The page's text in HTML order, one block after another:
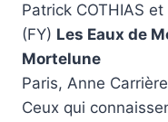
Patrick COTHIAS et
(FY) Les Eaux de
Mortelune
Paris, Anne
Ceux qui